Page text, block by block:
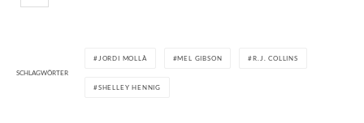
SCHLAGWÖRTER
JORDI MOLLÀ MEL GIBSON R.J. COLLINS
SHELLEY HENNIG